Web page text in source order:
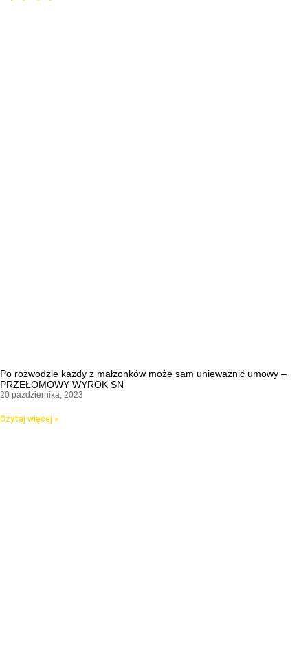
Po rozwodzie każdy z małżonków może sam unieważnić umowy –
PRZEŁOMOWY WYROK SN
20 października, 2023
Czytaj więcej »